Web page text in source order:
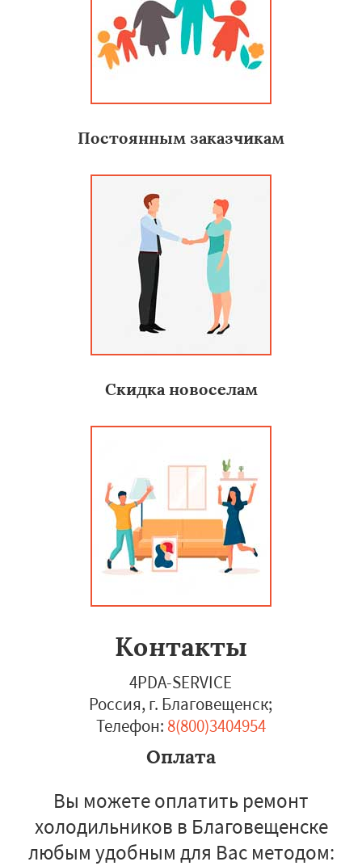
Постоянным заказчикам
Скидка новоселам
Контакты
4PDA-SERVICE
Россия, г. Благовещенск;
Телефон: 8(800)3404954
Оплата
Вы можете оплатить ремонт
холодильников в Благовещенске
любым удобным для Вас методом: